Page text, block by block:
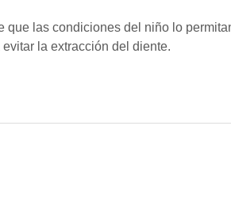
que las condiciones del niño lo
la extracción del diente.